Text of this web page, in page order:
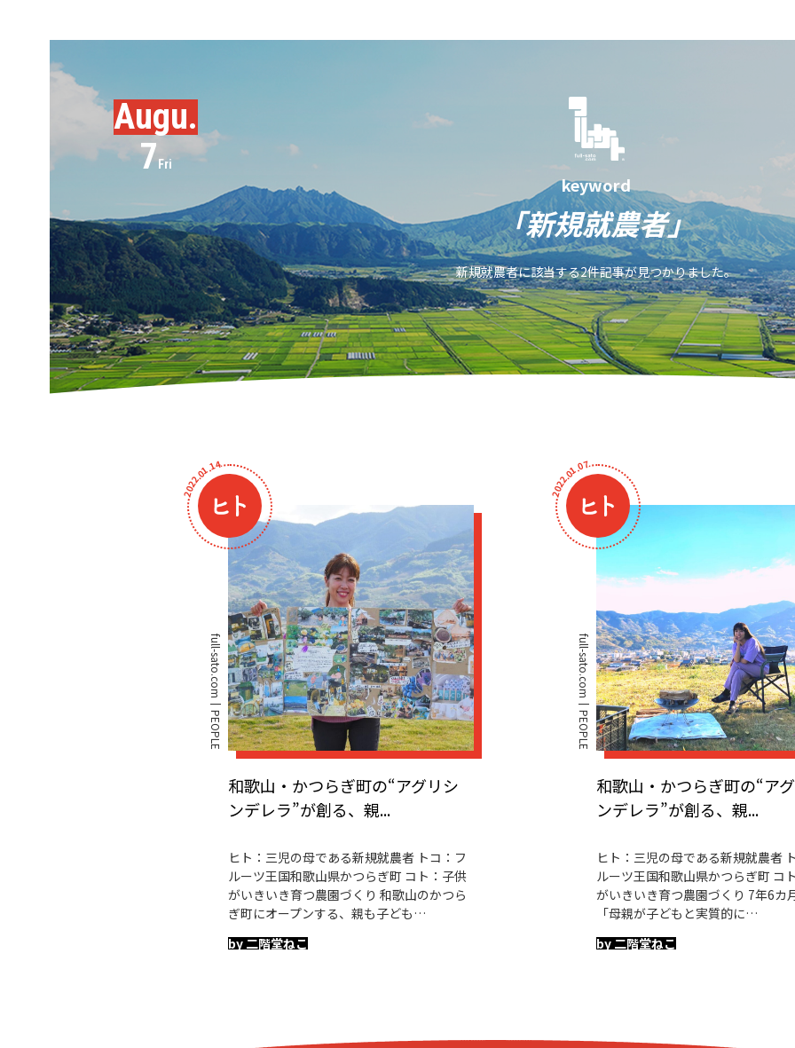
Augu.
7Fri
keyword
「新規就農者」
新規就農者に該当する2件記事が見つかりました。
2
0
2
2
.0
1
.14
full-sato.com
PEOPLE
和歌山・かつらぎ町の“アグリシ
ンデレラ”が創る、親...
ヒト：三児の母である新規就農者 トコ：フ
ルーツ王国和歌山県かつらぎ町 コト：子供
がいきいき育つ農園づくり 和歌山のかつら
ぎ町にオープンする、親も子ども…
by 二階堂ねこ
2
0
2
2
.0
1
.07
full-sato.com
PEOPLE
和歌山・かつらぎ町の“ア
ンデレラ”が創る、親...
ヒト：三児の母である新規就農者
ルーツ王国和歌山県かつらぎ町 コ
がいきいき育つ農園づくり 7年6カ月
「母親が子どもと実質的に…
by 二階堂ねこ